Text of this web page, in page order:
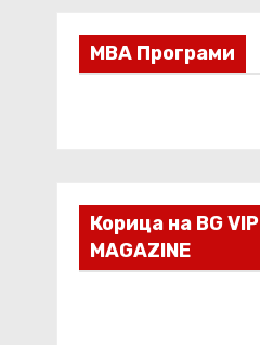
МВА Програми
Корица на BG VIP
MAGAZINE